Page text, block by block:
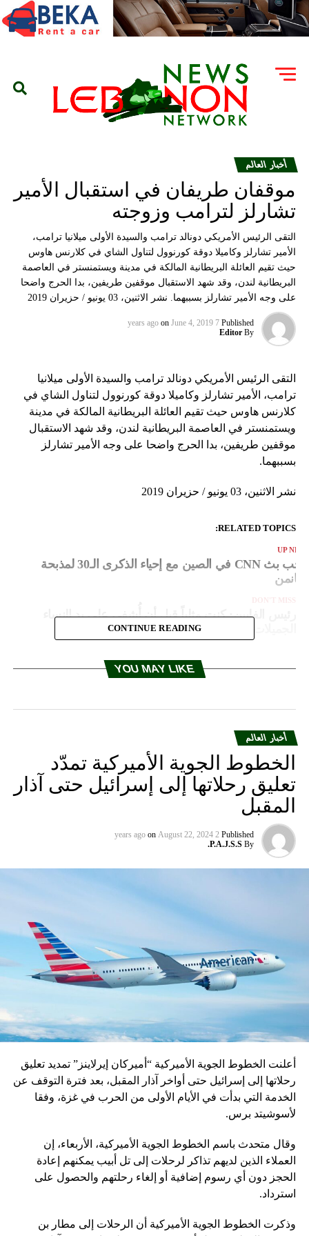
أخبار العالم
موقفان طريفان في استقبال الأمير
تشارلز لترامب وزوجته
التقى الرئيس الأمريكي دونالد ترامب والسيدة الأولى ميلانيا ترامب،
الأمير تشارلز وكاميلا دوقة كورنوول لتناول الشاي في كلارنس هاوس
حيث تقيم العائلة البريطانية المالكة في مدينة ويستمنستر في العاصمة
البريطانية لندن، وقد شهد الاستقبال موقفين طريفين، بدا الحرج واضحا
على وجه الأمير تشارلز بسببهما. نشر الاثنين، 03 يونيو / حزيران 2019
Published
7 years ago
on June 4, 2019
By
Editor
التقى الرئيس الأمريكي دونالد ترامب والسيدة الأولى ميلانيا
ترامب، الأمير تشارلز وكاميلا دوقة كورنوول لتناول الشاي في
كلارنس هاوس حيث تقيم العائلة البريطانية المالكة في مدينة
ويستمنستر في العاصمة البريطانية لندن، وقد شهد الاستقبال
موقفين طريفين، بدا الحرج واضحا على وجه الأمير تشارلز
بسببهما.
نشر الاثنين، 03 يونيو / حزيران 2019
RELATED TOPICS:
UP
حجب بث CNN في الصين مع إحياء الذكرى الـ30 لمذبحة
DON'T MISS
رئيس الفلبين: كنت مثلياً قبل أن أُشفى على يد النساء
CONTINUE READING
YOU MAY LIKE
أخبار العالم
الخطوط الجوية الأميركية تمدّد
تعليق رحلاتها إلى إسرائيل حتى آذار
المقبل
Published
2 years ago
on August 22, 2024
By
P.A.J.S.S.
أعلنت الخطوط الجوية الأميركية “أميركان إيرلاينز” تمديد تعليق
رحلاتها إلى إسرائيل حتى أواخر آذار المقبل، بعد فترة التوقف عن
الخدمة التي بدأت في الأيام الأولى من الحرب في غزة، وفقا
لأسوشيتد برس.
وقال متحدث باسم الخطوط الجوية الأميركية، الأربعاء، إن
العملاء الذين لديهم تذاكر لرحلات إلى تل أبيب يمكنهم إعادة
الحجز دون أي رسوم إضافية أو إلغاء رحلتهم والحصول على
استرداد.
وذكرت الخطوط الجوية الأميركية أن الرحلات إلى مطار بن